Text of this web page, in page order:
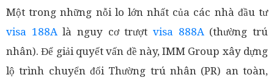
Một trong những nỗi lo lớn nhất của các nhà đầu tư
visa 188A là nguy cơ trượtvisa 888A (thường trú
nhân). Để giải quyết vấn đề này, IMM Group xây dựng
lộ trình chuyển đổi Thường trú nhân (PR) an toàn,